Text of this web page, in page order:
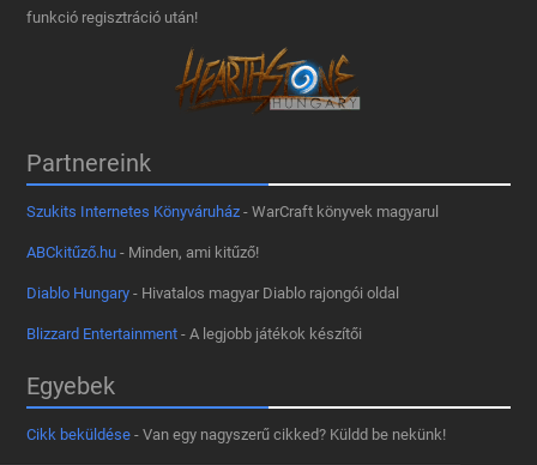
funkció regisztráció után!
Partnereink
Szukits Internetes Könyváruház - WarCraft könyvek magyarul
ABCkitűző.hu - Minden, ami kitűző!
Diablo Hungary - Hivatalos magyar Diablo rajongói oldal
Blizzard Entertainment - A legjobb játékok készítői
Egyebek
Cikk beküldése - Van egy nagyszerű cikked? Küldd be nekünk!